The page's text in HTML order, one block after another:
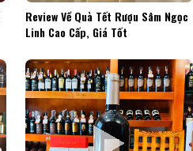
Review Về Quà Tết Rượu Sâm Ngọc
Linh Cao Cấp, Giá Tốt